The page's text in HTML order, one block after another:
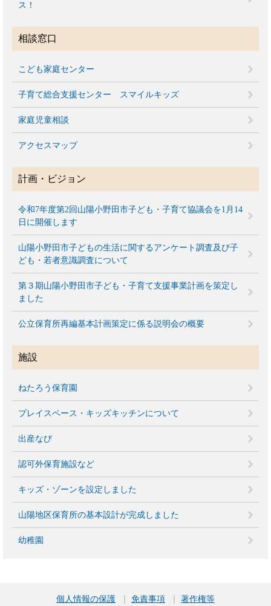
ス！
相談窓口
こども家庭センター
子育て総合支援センター スマイルキッズ
家庭児童相談
アクセスマップ
計画・ビジョン
令和7年度第2回山陽小野田市子ども・子育て協議会を1月14
日に開催します
山陽小野田市子どもの生活に関するアンケート調査及び子
ども・若者意識調査について
第３期山陽小野田市子ども・子育て支援事業計画を策定し
ました
公立保育所再編基本計画策定に係る説明会の概要
施設
ねたろう保育園
プレイスペース・キッズキッチンについて
出産なび
認可外保育施設など
キッズ・ゾーンを設定しました
山陽地区保育所の基本設計が完成しました
幼稚園
個人情報の保護 免責事項 著作権等